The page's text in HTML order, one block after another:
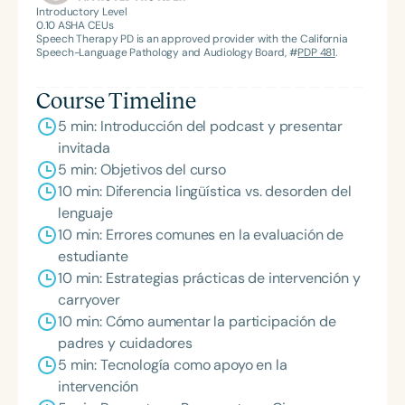
environment.
Introductory Level
0.10ASHA CEUs
Speech Therapy PD is an approved provider with the California
Speech-Language Pathology and Audiology Board, #PDP 481.
Course Timeline
5 min: Introducción del podcast y presentar
invitada
5 min: Objetivos del curso
10 min: Diferencia lingüística vs. desorden del
lenguaje
10 min: Errores comunes en la evaluación de
estudiante
10 min: Estrategias prácticas de intervención y
carryover
10 min: Cómo aumentar la participación de
padres y cuidadores
5 min: Tecnología como apoyo en la
intervención